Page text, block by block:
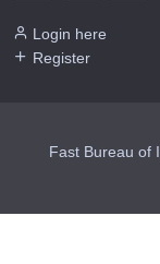
Login here
Register
Fast Bureau of